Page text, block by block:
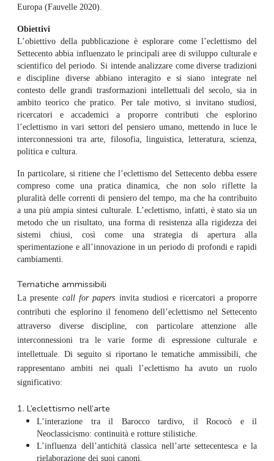
Europa (Fauvelle 2020).
Obiettivi
L’obiettivo della pubblicazione è esplorare come l’eclettismo del
Settecento abbia influenzato le principali aree di sviluppo culturale e
scientifico del periodo. Si intende analizzare come diverse tradizioni
e discipline diverse abbiano interagito e si siano integrate nel
contesto delle grandi trasformazioni intellettuali del secolo, sia in
ambito teorico che pratico. Per tale motivo, si invitano studiosi,
ricercatori e accademici a proporre contributi che esplorino
l’eclettismo in vari settori del pensiero umano, mettendo in luce le
interconnessioni tra arte, filosofia, linguistica, letteratura, scienza,
politica e cultura.
In particolare, si ritiene che l’eclettismo del Settecento debba essere
compreso come una pratica dinamica, che non solo riflette la
pluralità delle correnti di pensiero del tempo, ma che ha contribuito
a una più ampia sintesi culturale. L’eclettismo, infatti, è stato sia un
metodo che un risultato, una forma di resistenza alla rigidezza dei
sistemi chiusi, così come una strategia di apertura alla
sperimentazione e all’innovazione in un periodo di profondi e rapidi
cambiamenti.
Tematiche ammissibili
La presente call for papers invita studiosi e ricercatori a proporre
contributi che esplorino il fenomeno dell’eclettismo nel Settecento
attraverso diverse discipline, con particolare attenzione alle
interconnessioni tra le varie forme di espressione culturale e
intellettuale. Di seguito si riportano le tematiche ammissibili, che
rappresentano ambiti nei quali l’eclettismo ha avuto un ruolo
significativo:
1. L’eclettismo nell’arte
L’interazione tra il Barocco tardivo, il Rococò e il
Neoclassicismo: continuità e rotture stilistiche.
L’influenza dell’antichità classica nell’arte settecentesca e la
rielaborazione dei suoi canoni.